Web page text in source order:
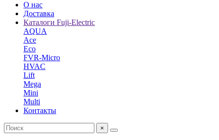
О нас
Доставка
Каталоги Fuji-Electric
AQUA
Ace
Eco
FVR-Micro
HVAC
Lift
Mega
Mini
Multi
Контакты
×